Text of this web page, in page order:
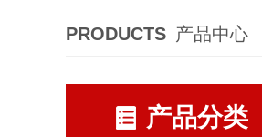
PRODUCTS 产品中心
产品分类